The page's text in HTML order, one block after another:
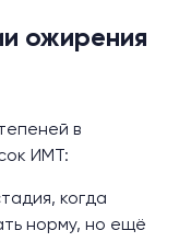
ожирения
в
ИМТ:
когда
норму, но ещё